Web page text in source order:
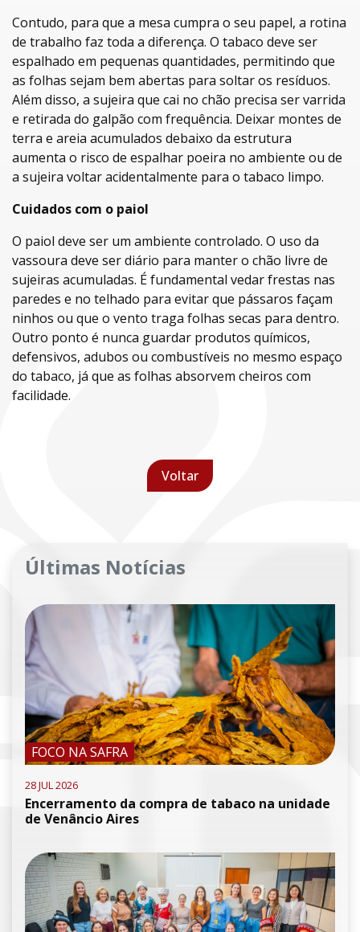
Contudo, para que a mesa cumpra o seu papel, a rotina
de trabalho faz toda a diferença. O tabaco deve ser
espalhado em pequenas quantidades, permitindo que
as folhas sejam bem abertas para soltar os resíduos.
Além disso, a sujeira que cai no chão precisa ser varrida
e retirada do galpão com frequência. Deixar montes de
terra e areia acumulados debaixo da estrutura
aumenta o risco de espalhar poeira no ambiente ou de
a sujeira voltar acidentalmente para o tabaco limpo.
Cuidados com o paiol
O paiol deve ser um ambiente controlado. O uso da
vassoura deve ser diário para manter o chão livre de
sujeiras acumuladas. É fundamental vedar frestas nas
paredes e no telhado para evitar que pássaros façam
ninhos ou que o vento traga folhas secas para dentro.
Outro ponto é nunca guardar produtos químicos,
defensivos, adubos ou combustíveis no mesmo espaço
do tabaco, já que as folhas absorvem cheiros com
facilidade.
Voltar
Últimas Notícias
FOCO NA SAFRA
28 JUL 2026
Encerramento da compra de tabaco na unidade
de Venâncio Aires